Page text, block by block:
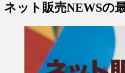
ネット販売NEWSの